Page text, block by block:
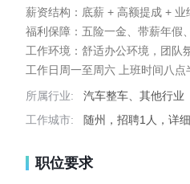
薪资结构：底薪 + 高额提成 + 业
福利保障：五险一金、带薪年假
工作环境：舒适办公环境，团队
工作日周一至周六 上班时间八点
所属行业:
汽车整车、其他行业
工作城市:
随州，招聘1人，详
职位要求